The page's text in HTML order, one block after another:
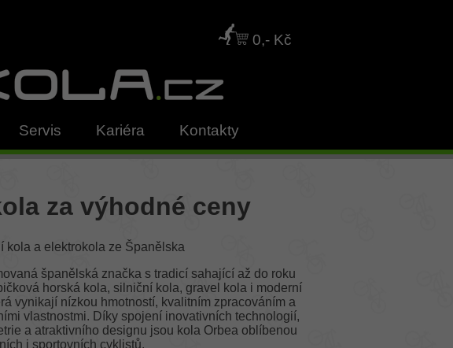
0,- Kč
Servis Kariéra Kontakty
za výhodné ceny
kola a elektrokola ze Španělska
španělská značka s tradicí sahající až do roku
horská kola, silniční kola, gravel kola i moderní
vynikají nízkou hmotností, kvalitním zpracováním a
vlastnostmi. Díky spojení inovativních technologií,
a atraktivního designu jsou kola Orbea oblíbenou
i sportovních cyklistů.